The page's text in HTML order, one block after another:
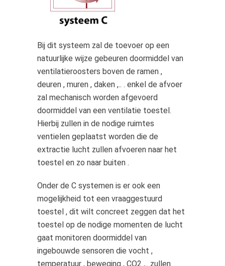
Bij dit systeem zal de toevoer op een
natuurlijke wijze gebeuren doormiddel van
ventilatieroosters boven de ramen ,
deuren , muren , daken ,.. . enkel de afvoer
zal mechanisch worden afgevoerd
doormiddel van een ventilatie toestel.
Hierbij zullen in de nodige ruimtes
ventielen geplaatst worden die de
extractie lucht zullen afvoeren naar het
toestel en zo naar buiten .
Onder de C systemen is er ook een
mogelijkheid tot een vraaggestuurd
toestel , dit wilt concreet zeggen dat het
toestel op de nodige momenten de lucht
gaat monitoren doormiddel van
ingebouwde sensoren die vocht ,
temperatuur , beweging , CO2 ,.. zullen